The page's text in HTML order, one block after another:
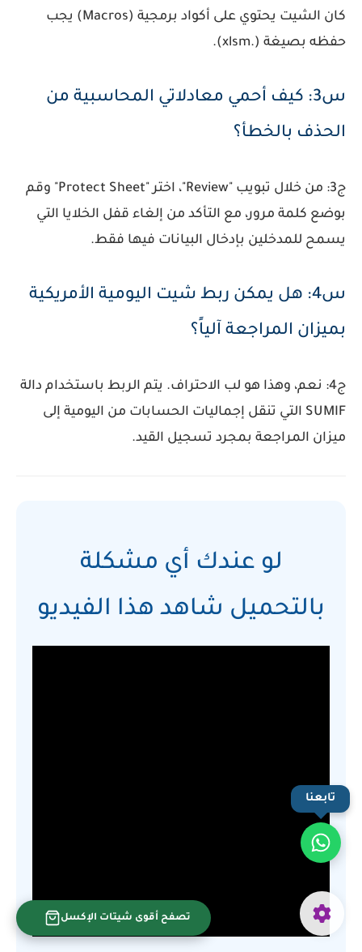
كان الشيت يحتوي على أكواد برمجية (Macros) يجب
حفظه بصيغة (.xlsm).
س3: كيف أحمي معادلاتي المحاسبية من
الحذف بالخطأ؟
ج3: من خلال تبويب "Review"، اختر "Protect Sheet" وقم
بوضع كلمة مرور، مع التأكد من إلغاء قفل الخلايا التي
يسمح للمدخلين بإدخال البيانات فيها فقط.
س4: هل يمكن ربط شيت اليومية الأمريكية
بميزان المراجعة آلياً؟
ج4: نعم، وهذا هو لب الاحتراف. يتم الربط باستخدام دالة
SUMIF التي تنقل إجماليات الحسابات من اليومية إلى
ميزان المراجعة بمجرد تسجيل القيد.
لو عندك أي مشكلة
بالتحميل شاهد هذا الفيديو
تابعنا
تصفح أقوى شيتات الإكسل